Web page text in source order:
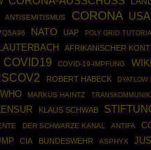
ANTISEMITISMUS CORONA USA
NATO UAP POLY GRID
AFRIKANISCHER
COVID19 COVID-19-IMPFUNG
ROBERT HABECK DYATLOW
WHO MARKUS HAINTZ
KLAUS SCHWAB
DER SCHWARZE KANAL ANTIFA
CIA BUNDESWEHR ASPHYX